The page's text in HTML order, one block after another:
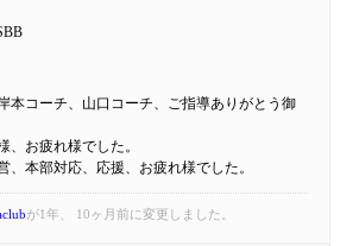
本コーチ、山口コーチ、ご指導ありがとう御
、お疲れ様でした。
、本部対応、応援、お疲れ様でした。
が1年、 10ヶ月前に変更しました。